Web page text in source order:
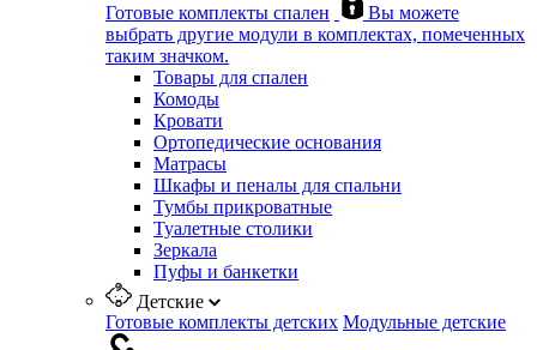
Готовые комплекты спален
Вы можете
выбрать другие модули в комплектах, помеченных
таким значком.
Товары для спален
Комоды
Кровати
Ортопедические основания
Матрасы
Шкафы и пеналы для спальни
Тумбы прикроватные
Туалетные столики
Зеркала
Пуфы и банкетки
Детские
Готовые комплекты детских Модульные детские